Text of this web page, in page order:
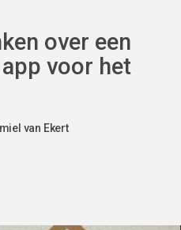
over een
voor het
van Ekert